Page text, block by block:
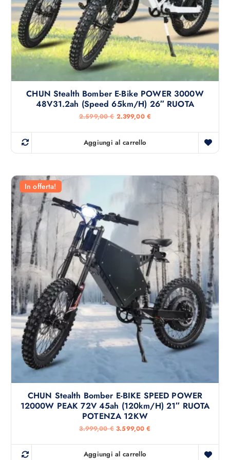
CHUN Stealth Bomber E-Bike POWER 3000W
48V31.2ah (Speed 65km/h) 26″ RUOTA
2.599,00€ I
p
r
e
z
o
n
a
e
.
5
9
9
,
0
0
€
2.399,00 €
p
z
a
:
2
.
3
9
,
0
0
€
.
Aggiungi al carrello
In offerta!
CHUN Stealth Bomber E-BIKE SPEED POWER
12000W PEAK 72V 45ah (120km/h) 21″ RUOTA
POTENZA 12KW
3.999,00€ I
p
r
3.599,00€
p
Aggiungi al carrello